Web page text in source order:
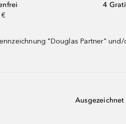
€
4
"Douglas Partner"